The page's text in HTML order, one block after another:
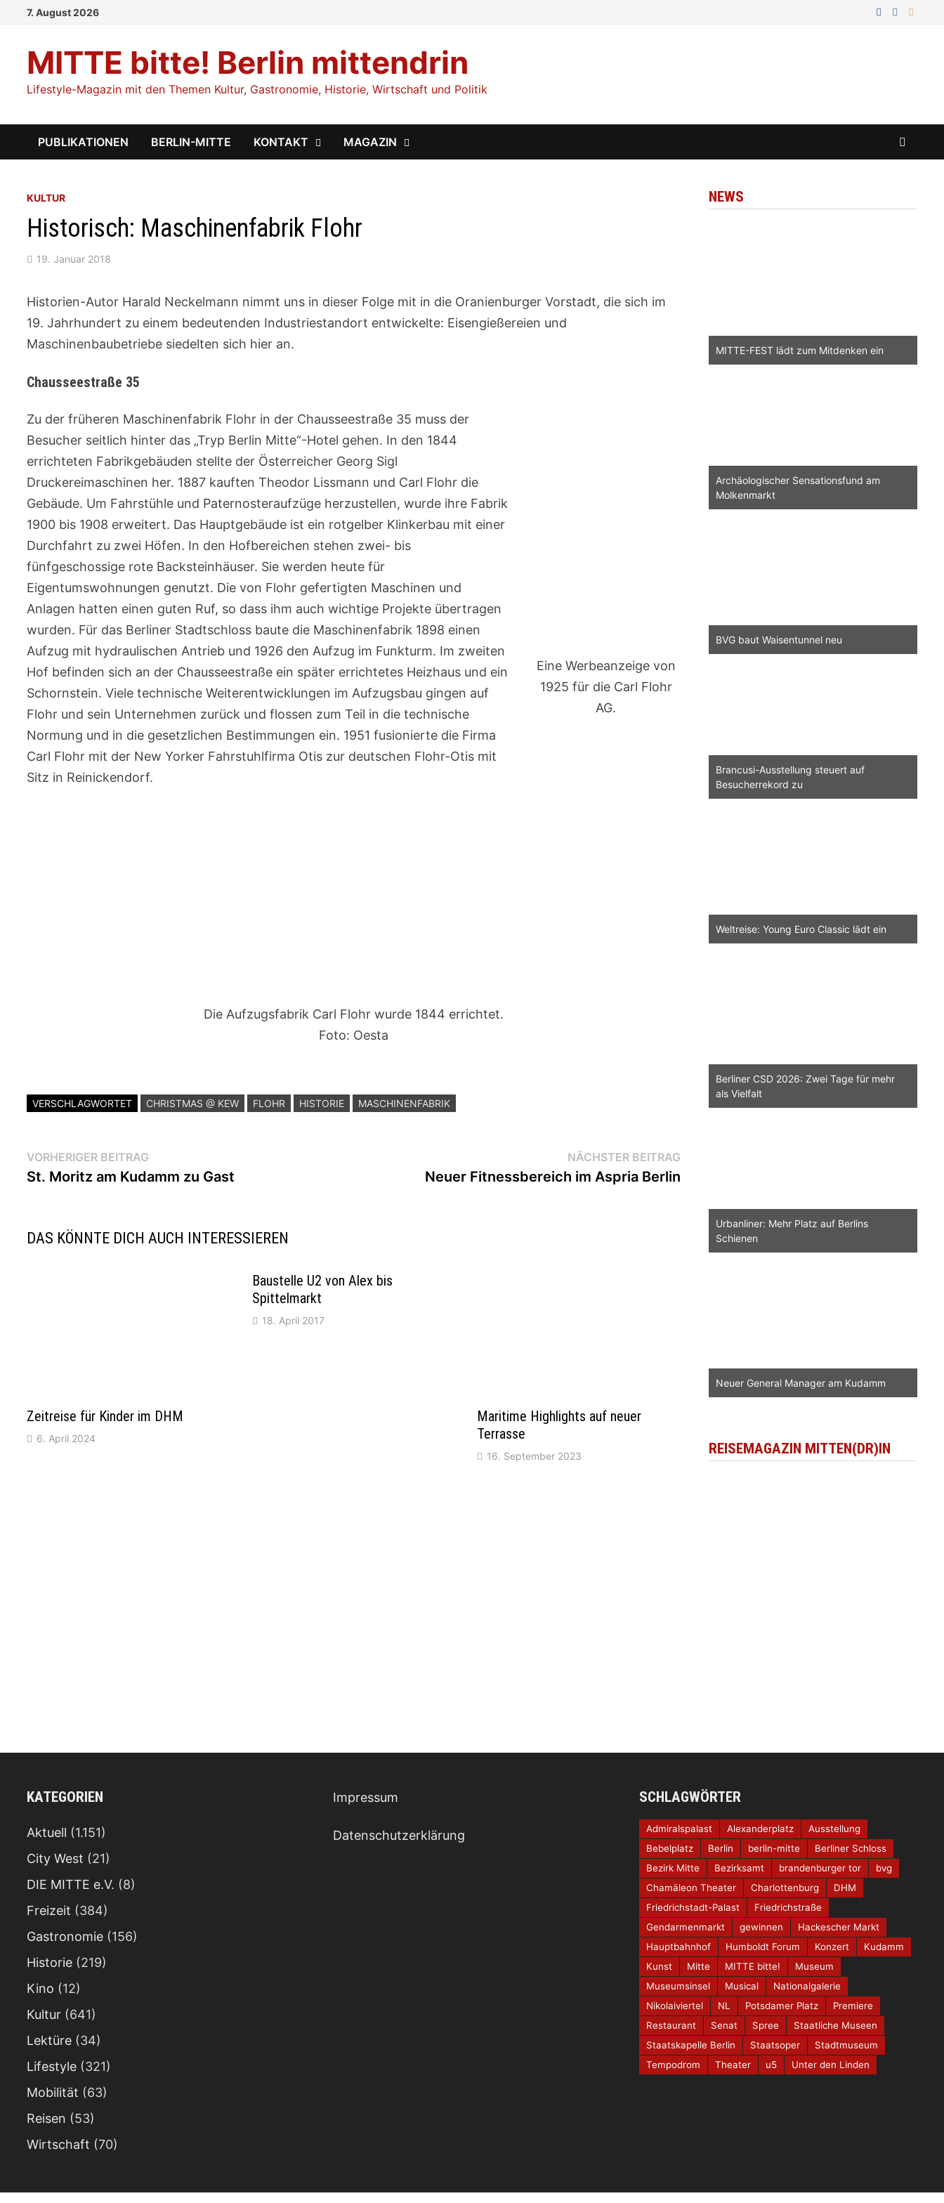
7. August 2026
MITTE bitte! Berlin mittendrin
Lifestyle-Magazin mit den Themen Kultur, Gastronomie, Historie, Wirtschaft und Politik
PUBLIKATIONEN BERLIN-MITTE KONTAKT MAGAZIN
KULTUR
Historisch: Maschinenfabrik Flohr
19. Januar 2018
Historien-Autor Harald Neckelmann nimmt uns in dieser Folge mit in die Oranienburger Vorstadt, die sich im
19. Jahrhundert zu einem bedeutenden Industriestandort entwickelte: Eisengießereien und
Maschinenbaubetriebe siedelten sich hier an.
Chausseestraße 35
Eine Werbeanzeige von
1925 für die Carl Flohr
AG.
Zu der früheren Maschinenfabrik Flohr in der Chausseestraße 35 muss der
Besucher seitlich hinter das „Tryp Berlin Mitte“-Hotel gehen. In den 1844
errichteten Fabrikgebäuden stellte der Österreicher Georg Sigl
Druckereimaschinen her. 1887 kauften Theodor Lissmann und Carl Flohr die
Gebäude. Um Fahrstühle und Paternosteraufzüge herzustellen, wurde ihre Fabrik
1900 bis 1908 erweitert. Das Hauptgebäude ist ein rotgelber Klinkerbau mit einer
Durchfahrt zu zwei Höfen. In den Hofbereichen stehen zwei- bis
fünfgeschossige rote Backsteinhäuser. Sie werden heute für
Eigentumswohnungen genutzt. Die von Flohr gefertigten Maschinen und
Anlagen hatten einen guten Ruf, so dass ihm auch wichtige Projekte übertragen
wurden. Für das Berliner Stadtschloss baute die Maschinenfabrik 1898 einen
Aufzug mit hydraulischen Antrieb und 1926 den Aufzug im Funkturm. Im zweiten
Hof befinden sich an der Chausseestraße ein später errichtetes Heizhaus und ein
Schornstein. Viele technische Weiterentwicklungen im Aufzugsbau gingen auf
Flohr und sein Unternehmen zurück und flossen zum Teil in die technische
Normung und in die gesetzlichen Bestimmungen ein. 1951 fusionierte die Firma
Carl Flohr mit der New Yorker Fahrstuhlfirma Otis zur deutschen Flohr-Otis mit
Sitz in Reinickendorf.
Die Aufzugsfabrik Carl Flohr wurde 1844 errichtet.
Foto: Oesta
VERSCHLAGWORTET CHRISTMAS @ KEW FLOHR HISTORIE MASCHINENFABRIK
Beitragsnavigation
VORHERIGER BEITRAG
Beitrag:
St. Moritz am Kudamm zu Gast
NÄCHSTER BEITRAGNächster
Beitrag:
Neuer Fitnessbereich im Aspria Berlin
DAS KÖNNTE DICH AUCH INTERESSIEREN
Zeitreise für Kinder im DHM
6. April 2024
Baustelle U2 von Alex bis
Spittelmarkt
18. April 2017
Maritime Highlights auf neuer
Terrasse
16. September 2023
NEWS
MITTE-FEST lädt zum Mitdenken ein
Archäologischer Sensationsfund am
Molkenmarkt
BVG baut Waisentunnel neu
Brancusi-Ausstellung steuert auf
Besucherrekord zu
Weltreise: Young Euro Classic lädt ein
Berliner CSD 2026: Zwei Tage für mehr
als Vielfalt
Urbanliner: Mehr Platz auf Berlins
Schienen
Neuer General Manager am Kudamm
REISEMAGAZIN MITTEN(DR)IN
KATEGORIEN
Aktuell (1.151)
City West (21)
DIE MITTE e.V. (8)
Freizeit (384)
Gastronomie (156)
Historie (219)
Kino (12)
Kultur (641)
Lektüre (34)
Lifestyle (321)
Mobilität (63)
Reisen (53)
Wirtschaft (70)
Impressum
Datenschutzerklärung
SCHLAGWÖRTER
Admiralspalast Alexanderplatz
Ausstellung
Bebelplatz
Berlin berlin-mitte
Berliner Schloss
Bezirk Mitte
Bezirksamt brandenburger tor
bvg
Chamäleon Theater
Charlottenburg
DHM
Friedrichstadt-Palast
Friedrichstraße
Gendarmenmarkt
gewinnen
Hackescher Markt
Hauptbahnhof
Humboldt Forum Konzert
Kudamm
Kunst
Mitte MITTE bitte!
Museum
Museumsinsel
Musical
Nationalgalerie
Nikolaiviertel
NL Potsdamer Platz
Premiere
Restaurant
Senat Spree
Staatliche Museen
Staatskapelle Berlin
Staatsoper
Stadtmuseum
Tempodrom
Theater u5 Unter den Linden